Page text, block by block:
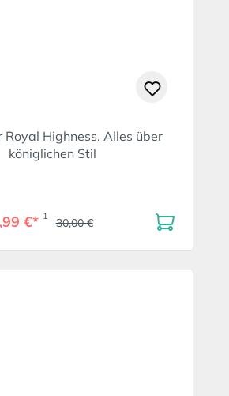
Royal Highness. Alles über
königlichen Stil
€* 1 30,00 €